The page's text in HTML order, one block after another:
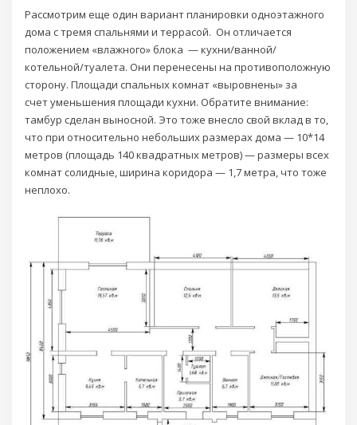
Рассмотрим еще один вариант планировки одноэтажного
дома с тремя спальнями и террасой. Он отличается
положением «влажного» блока — кухни/ванной/
котельной/туалета. Они перенесены на противоположную
сторону. Площади спальных комнат «выровнены» за
счет уменьшения площади кухни. Обратите внимание:
тамбур сделан выносной. Это тоже внесло свой вклад в то,
что при относительно небольших размерах дома — 10*14
метров (площадь 140 квадратных метров) — размеры всех
комнат солидные, ширина коридора — 1,7 метра, что тоже
неплохо.